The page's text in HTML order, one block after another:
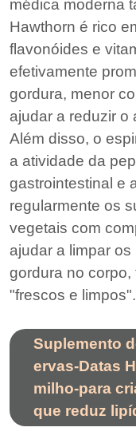
médica moderna
Hawthorn é rico
flavonóides e
efetivamente
gordura, menor
ajudar a reduzir o
Além disso, o
a atividade da
gastrointestinal e
regularmente os
vegetais com
ajudar a limpar
gordura no
"frescos e limpos".
Suplemento
ervas-Datas
milho-para
que reduz